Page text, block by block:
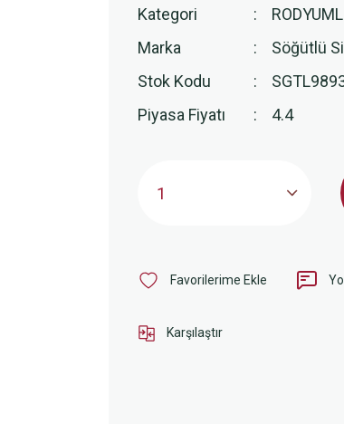
Kategori
Marka
Söğütlü
Stok Kodu
Piyasa Fiyatı
4.4
Karşılaştır